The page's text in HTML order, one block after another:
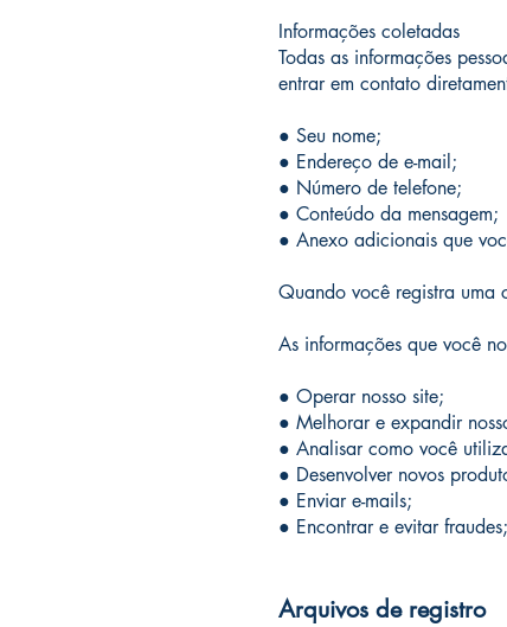
Informações coletadas
Todas as informações
entrar em contato
● Seu nome;
● Endereço de e-mail;
● Número de telefone;
● Conteúdo da mensagem;
● Anexo adicionais que
Quando você registra uma
As informações que você
● Operar nosso site;
● Melhorar e expandir
● Analisar como você
● Desenvolver novos
● Enviar e-mails;
● Encontrar e evitar fraudes;
Arquivos de registro